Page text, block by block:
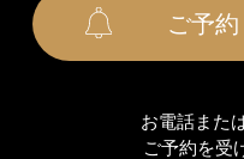
ご予
お電話また
ご予約を受